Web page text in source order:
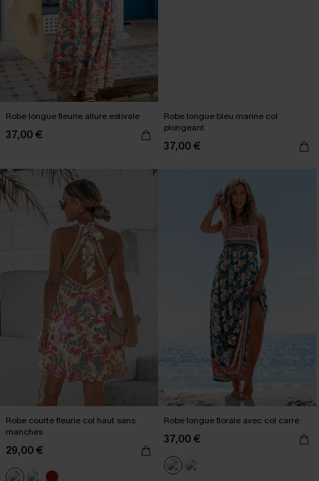
Robe longue fleurie allure estivale
37,00 €
Robe longue bleu marine col
plongeant
37,00 €
Robe courte fleurie col haut sans
manches
29,00 €
Robe longue florale avec col carré
37,00 €